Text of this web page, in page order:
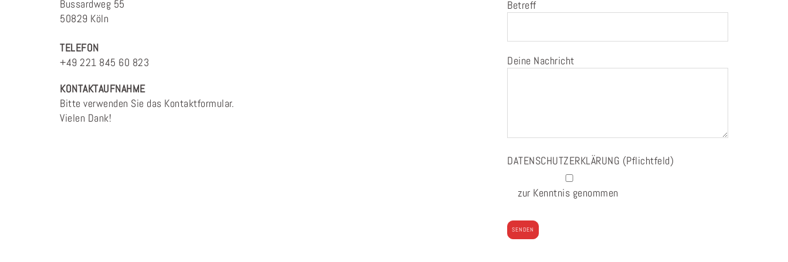
Bussardweg 55
50829 Köln
TELEFON
+49 221 845 60 823
KONTAKTAUFNAHME
Bitte verwenden Sie das Kontaktformular.
Vielen Dank!
Betreff
Deine Nachricht
DATENSCHUTZERKLÄRUNG (Pflichtfeld)
zur Kenntnis genommen